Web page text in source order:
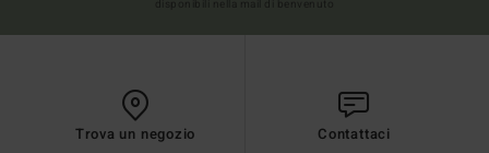
Trova un negozio Contattaci